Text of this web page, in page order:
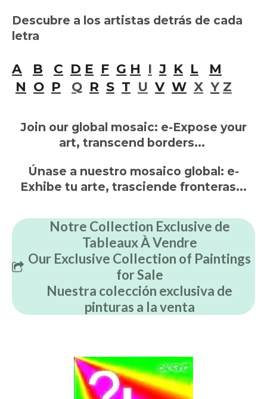
Descubre a los artistas detrás de cada
letra
A B C D E F G H I J K L
M
N O P Q R S T U V W X Y Z
Join our global mosaic: e-Expose your
art, transcend borders...
Únase a nuestro mosaico global: e-
Exhibe tu arte, trasciende fronteras...
Notre Collection Exclusive de
Tableaux À Vendre
Our Exclusive Collection of Paintings
for Sale
Nuestra colección exclusiva de
pinturas a la venta